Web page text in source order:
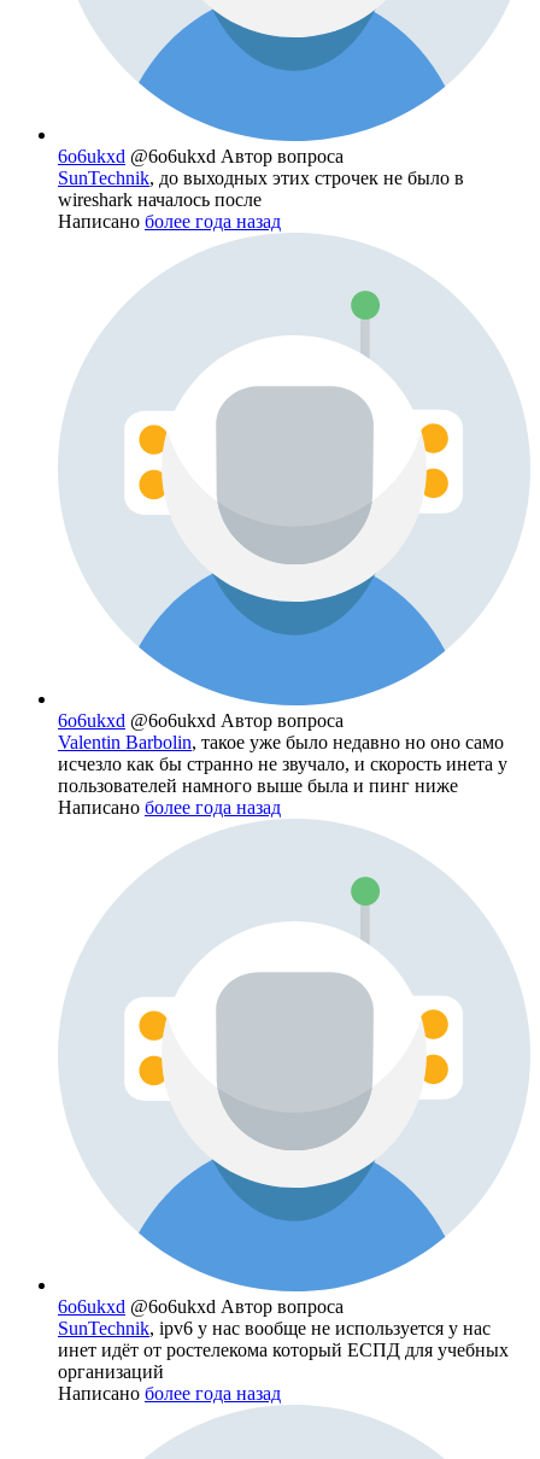
6o6ukxd @6o6ukxd Автор вопроса
SunTechnik, до выходных этих строчек не было в
wireshark началось после
Написано более года назад
6o6ukxd @6o6ukxd Автор вопроса
Valentin Barbolin, такое уже было недавно но оно само
исчезло как бы странно не звучало, и скорость инета у
пользователей намного выше была и пинг ниже
Написано более года назад
6o6ukxd @6o6ukxd Автор вопроса
SunTechnik, ipv6 у нас вообще не используется у нас
инет идёт от ростелекома который ЕСПД для учебных
организаций
Написано более года назад